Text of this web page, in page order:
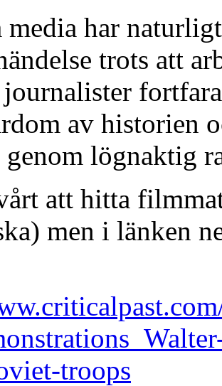
media har
trots att
journalister
av historien
genom lögnaktig
att hitta
men i länken
troops